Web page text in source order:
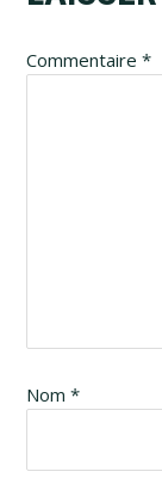
Commentaire*
Nom*